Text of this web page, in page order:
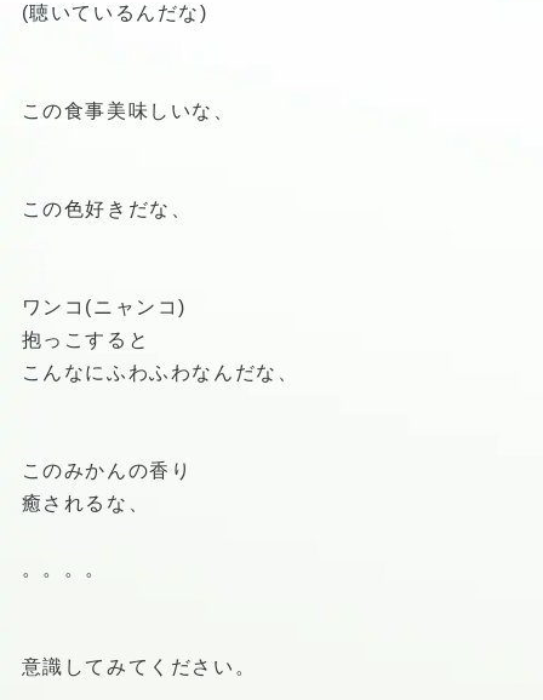
(聴いているんだな)
この食事美味しいな、
この色好きだな、
ワンコ(ニャンコ)
抱っこすると
こんなにふわふわなんだな、
このみかんの香り
癒されるな、
。。。。
意識してみてください。